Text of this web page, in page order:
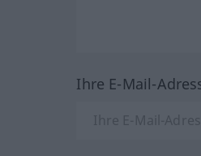
Ihre E-Mail-